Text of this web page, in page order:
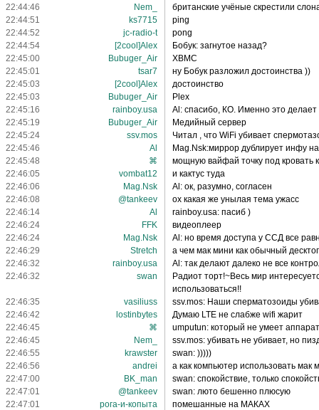
22:44:46
Nem_
британские учёные скрестили
22:44:51
ks7715
ping
22:44:52
jc-radio-t
pong
22:44:54
[2cool]Alex
Бобук: загнутое назад?
22:45:00
Bubuger_Air
XBMC
22:45:01
tsar7
ну Бобук разложил достоинства ))
22:45:03
[2cool]Alex
достоинство
22:45:03
Bubuger_Air
Plex
22:45:16
rainboy.usa
Al: спасибо, КО. Именно это
22:45:19
Bubuger_Air
Медийный сервер
22:45:24
ssv.mos
Читал , что WiFi убивает
22:45:46
Al
Mag.Nsk:миррор дублирует инфу
22:45:48
⌘
мощную вайфай точку под кровать
22:46:05
vombat12
и кактус туда
22:46:06
Mag.Nsk
Al: ок, разумно, согласен
22:46:08
@tankeev
ох какая же унылая тема ужасс
22:46:14
Al
rainboy.usa: пасиб )
22:46:24
FFK
видеоплеер
22:46:24
Mag.Nsk
Al: но время доступа у ССД все
22:46:29
Stretch
а чем мак мини как обычный
22:46:32
rainboy.usa
Al: так делают далеко не все
22:46:32
swan
Радиот торт!~Весь мир
использоваться!!
22:46:35
vasiliuss
ssv.mos: Наши сперматозоиды
22:46:42
lostinbytes
Думаю LTE не слабже wifi жарит
22:46:45
⌘
umputun: который не умеет
22:46:45
Nem_
ssv.mos: убивать не убивает, но
22:46:55
krawster
swan: )))))
22:46:56
andrei
а как компьютер использовать мак
22:47:00
BK_man
swan: спокойствие, только
22:47:01
@tankeev
swan: люто бешенно плюсую
22:47:01
рога-и-копыта
помешанные на МАКАХ